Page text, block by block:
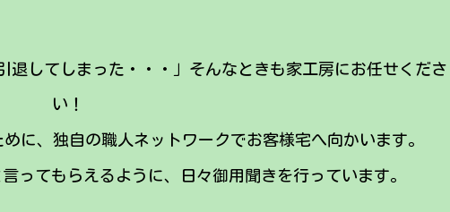
退してしまった・・・」そんなときも家工房にお任せくださ
い！
に、独自の職人ネットワークでお客様宅へ向かいます。
言ってもらえるように、日々御用聞きを行っています。